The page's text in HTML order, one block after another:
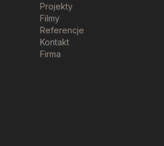
Projekty
Filmy
Referencje
Kontakt
Firma